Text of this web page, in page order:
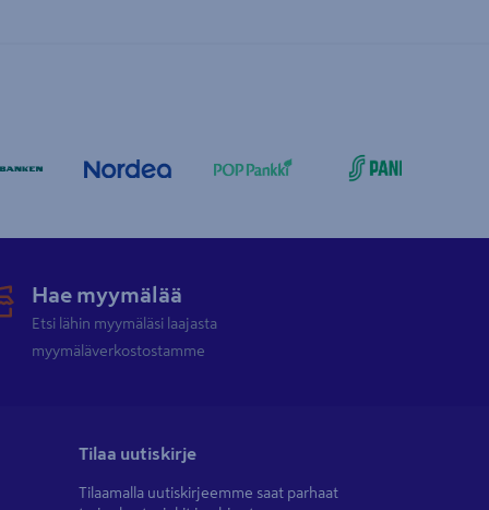
Hae myymälää
Etsi lähin myymäläsi laajasta
myymäläverkostostamme
Tilaa uutiskirje
Tilaamalla uutiskirjeemme saat parhaat